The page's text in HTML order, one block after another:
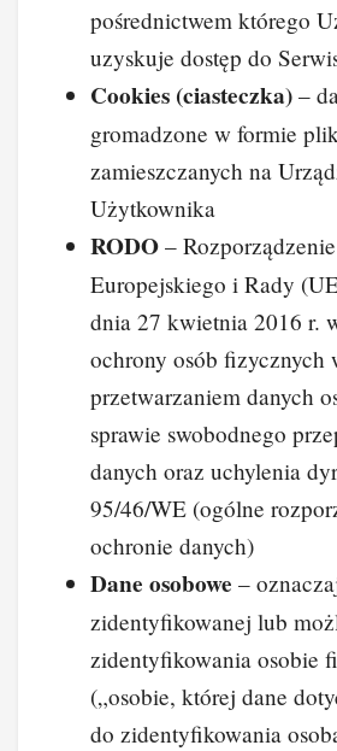
pośrednictwem którego
uzyskuje dostęp do
Cookies (ciasteczka) –
gromadzone w formie
zamieszczanych na
Użytkownika
RODO –
Europejskiego i Rady
dnia 27 kwietnia 2016 r.
ochrony osób fizycznych
przetwarzaniem danych
sprawie swobodnego
danych oraz uchylenia
95/46/WE (ogólne
ochronie danych)
Dane osobowe –
zidentyfikowanej lub
zidentyfikowania osobie
(„osobie, której dane
do zidentyfikowania